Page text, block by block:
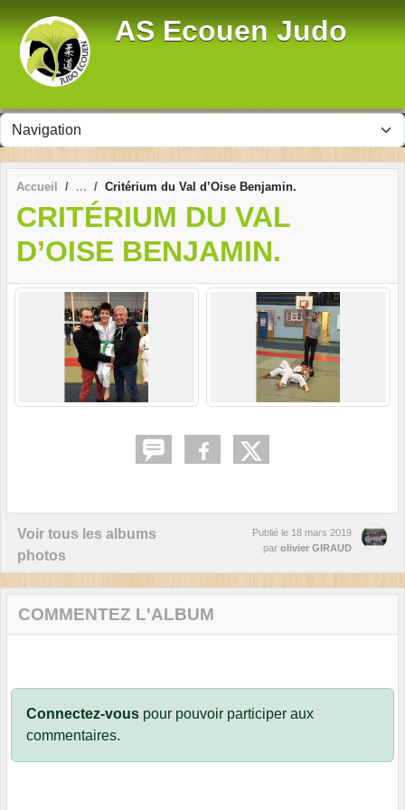
AS Ecouen Judo
Accueil Critérium du Val d’Oise Benjamin.
CRITÉRIUM DU VAL
D’OISE BENJAMIN.
Voir tous les albums
photos
Publié le 18 mars 2019
par olivier GIRAUD
COMMENTEZ L'ALBUM
Connectez-vous pour pouvoir participer aux
commentaires.